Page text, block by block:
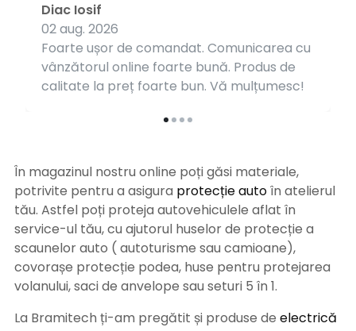
Foarte ușor de comandat. Comunicarea cu
vânzătorul online foarte bună. Produs de
calitate la preț foarte bun. Vă mulțumesc!
Diac Iosif
02 aug. 2026
În magazinul nostru online poți găsi materiale,
potrivite pentru a asigura protecție autoîn atelierul
tău. Astfel poți proteja autovehiculele aflat în
service-ul tău, cu ajutorul huselor de protecție a
scaunelor auto ( autoturisme sau camioane),
covorașe protecție podea, huse pentru protejarea
volanului, saci de anvelope sau seturi 5 în 1.
La Bramitech ți-am pregătit și produse de electrică